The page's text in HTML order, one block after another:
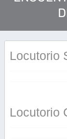
Locutorio
Locutorio